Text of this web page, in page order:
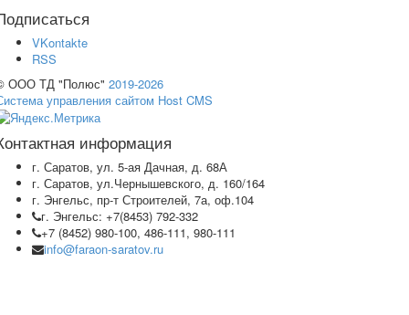
VKontakte
RSS
ООО ТД "Полюс" 2019-2026
управления сайтом Host CMS
информация
г. Саратов, ул. 5-ая Дачная, д. 68А
г. Саратов, ул.Чернышевского, д. 160/164
г. Энгельс, пр-т Строителей, 7а, оф.104
г. Энгельс: +7(8453) 792-332
+7 (8452) 980-100, 486-111, 980-111
info@faraon-saratov.ru